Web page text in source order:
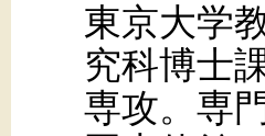
東京大学
究科博士
専攻。専